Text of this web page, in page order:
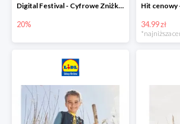
Digital Festival - Cyfrowe Zniżki Ubrania dla dzieci w Lidlu -20%
20% 34.99 zł